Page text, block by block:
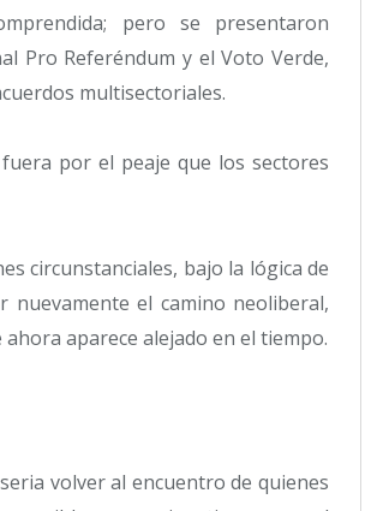
pero se presentaron
Pro Referéndum y el Voto Verde,
multisectoriales.
por el peaje que los sectores
circunstanciales, bajo la lógica de
el camino neoliberal,
aparece alejado en el tiempo.
volver al encuentro de quienes